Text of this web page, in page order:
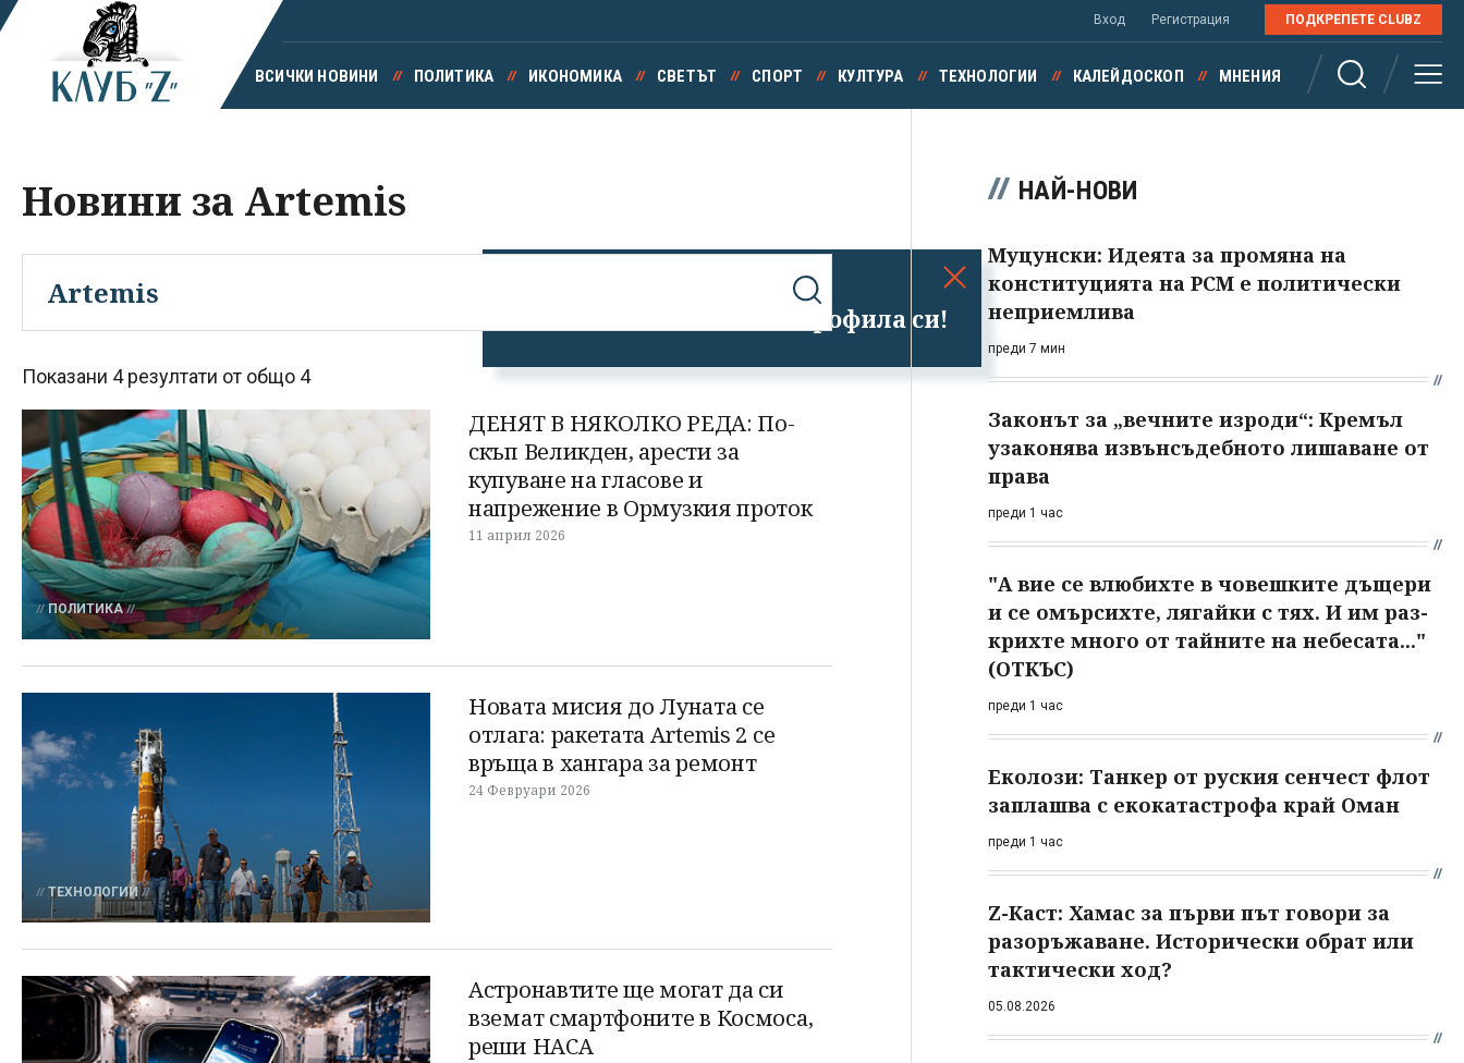
Успешно излязохте от профила си!
Вход Регистрация ПОДКРЕПЕТЕ CLUBZ
ВСИЧКИ НОВИНИ ПОЛИТИКА ИКОНОМИКА СВЕТЪТ СПОРТ КУЛТУРА ТЕХНОЛОГИИ КАЛЕЙДОСКОП МНЕНИЯ
Новини за Artemis
Показани 4 резултати от общо 4
ПОЛИТИКА
ДЕНЯТ В НЯКОЛКО РЕДА: По-
скъп Великден, арести за
купуване на гласове и
напрежение в Ормузкия проток
11 април 2026
ТЕХНОЛОГИИ
Новата мисия до Луната се
отлага: ракетата Artemis 2 се
връща в хангара за ремонт
24 Февруари 2026
Астронавтите ще могат да си
вземат смартфоните в Космоса,
реши НАСА
НАЙ-НОВИ
Муцунски: Идеята за промяна на
конституцията на РСМ е политически
неприемлива
преди 7 мин
Законът за „вечните изроди“: Кремъл
узаконява извънсъдебното лишаване от
права
преди 1 час
"А вие се влюбихте в чо­вешките дъщери
и се омърсихте, лягайки с тях. И им раз­
крихте много от тайните на небесата..."
(ОТКЪС)
преди 1 час
Еколози: Танкер от руския сенчест флот
заплашва с екокатастрофа край Оман
преди 1 час
Z-Каст: Хамас за първи път говори за
разоръжаване. Исторически обрат или
тактически ход?
05.08.2026